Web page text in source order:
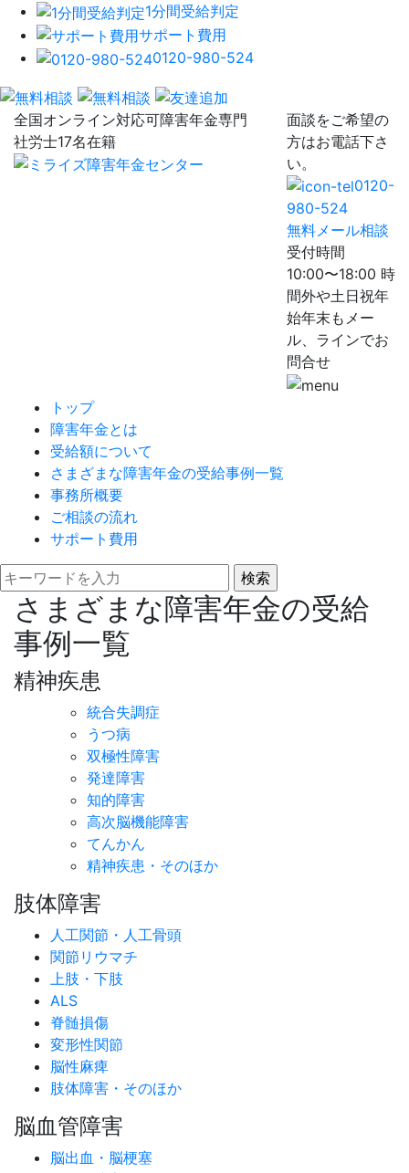
1分間受給判定
サポート費用
0120-980-524
全国オンライン対応可障害年金専門
社労士17名在籍
面談をご希望の
方はお電話下さ
い。
0120-
980-524
無料メール相談
受付時間
10:00〜18:00 時
間外や土日祝年
始年末もメー
ル、ラインでお
問合せ
トップ
障害年金とは
受給額について
さまざまな障害年金の受給事例一覧
事務所概要
ご相談の流れ
サポート費用
さまざまな障害年金の受給
事例一覧
精神疾患
統合失調症
うつ病
双極性障害
発達障害
知的障害
高次脳機能障害
てんかん
精神疾患・そのほか
肢体障害
人工関節・人工骨頭
関節リウマチ
上肢・下肢
ALS
脊髄損傷
変形性関節
脳性麻痺
肢体障害・そのほか
脳血管障害
脳出血・脳梗塞